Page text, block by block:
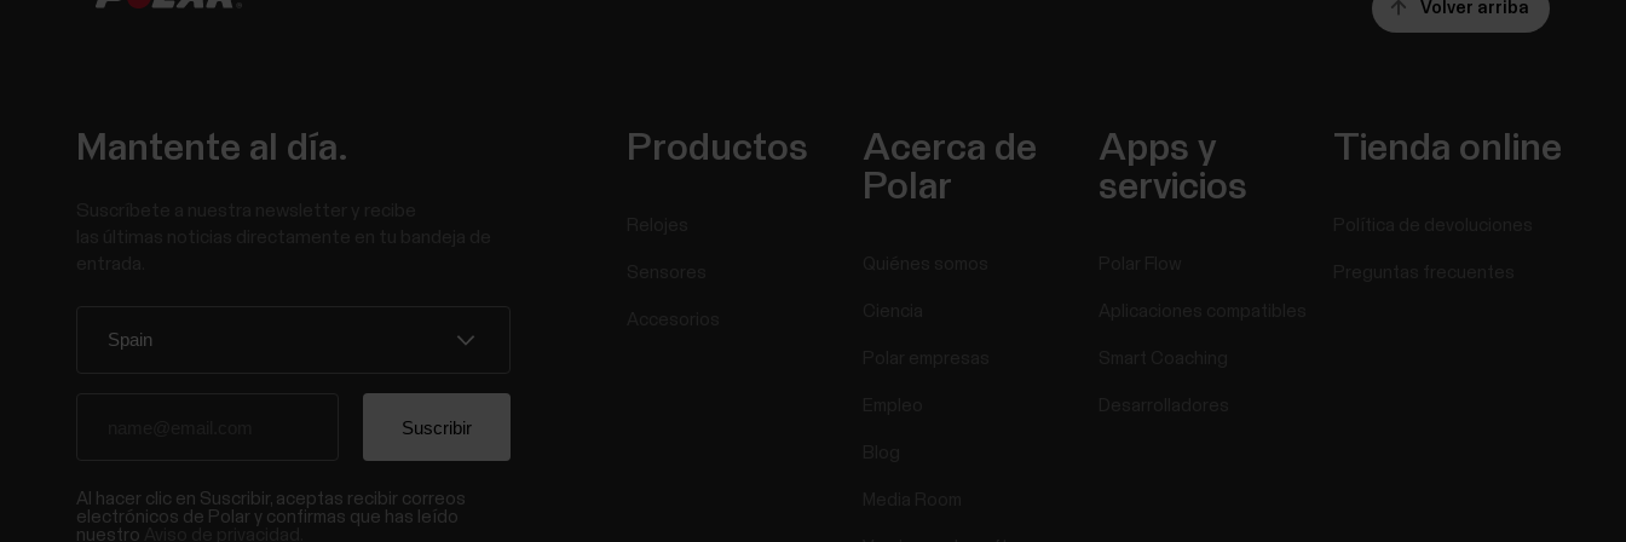
Volver arriba
Mantente al día.
Al hacer clic en Suscribir, aceptas recibir correos
electrónicos de Polar y confirmas que has leído
nuestro
Productos
Acerca de
Polar
Apps y
servicios
Tienda online